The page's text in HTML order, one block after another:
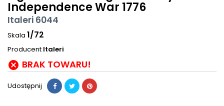
Independence War 1776
Italeri 6044
Skala 1/72
Producent Italeri
 BRAK TOWARU!
Udostępnij